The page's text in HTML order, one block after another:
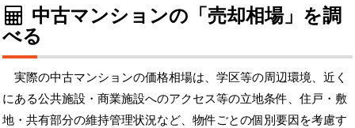
中古マンションの「売却相場」を調
べる
実際の中古マンションの価格相場は、学区等の周辺環境、近く
にある公共施設・商業施設へのアクセス等の立地条件、住戸・敷
地・共有部分の維持管理状況など、物件ごとの個別要因を考慮す